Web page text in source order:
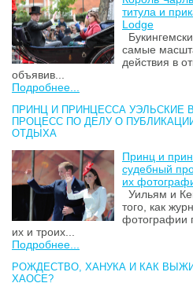
титула и
Lodge
самые
действия в
объявив...
Подробнее...
ПРИНЦ И ПРИНЦЕССА УЭЛЬСКИЕ
ПРОЦЕСС ПО ДЕЛУ О
ОТДЫХА
Принц и
судебный
их
Уильям и
того, как
фотографии
их и троих...
Подробнее...
РОЖДЕСТВО, ХАНУКА И КАК
ХАОСЕ?